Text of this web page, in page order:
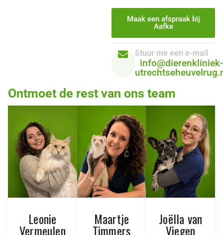
Maak een afspraak bij
Aafke
Stuur me een e-mail
info@dierenkliniek-
Ontmoet de rest van ons team
Leonie
Vermeulen
Maartje
Timmers
Joëlla van
Viegen